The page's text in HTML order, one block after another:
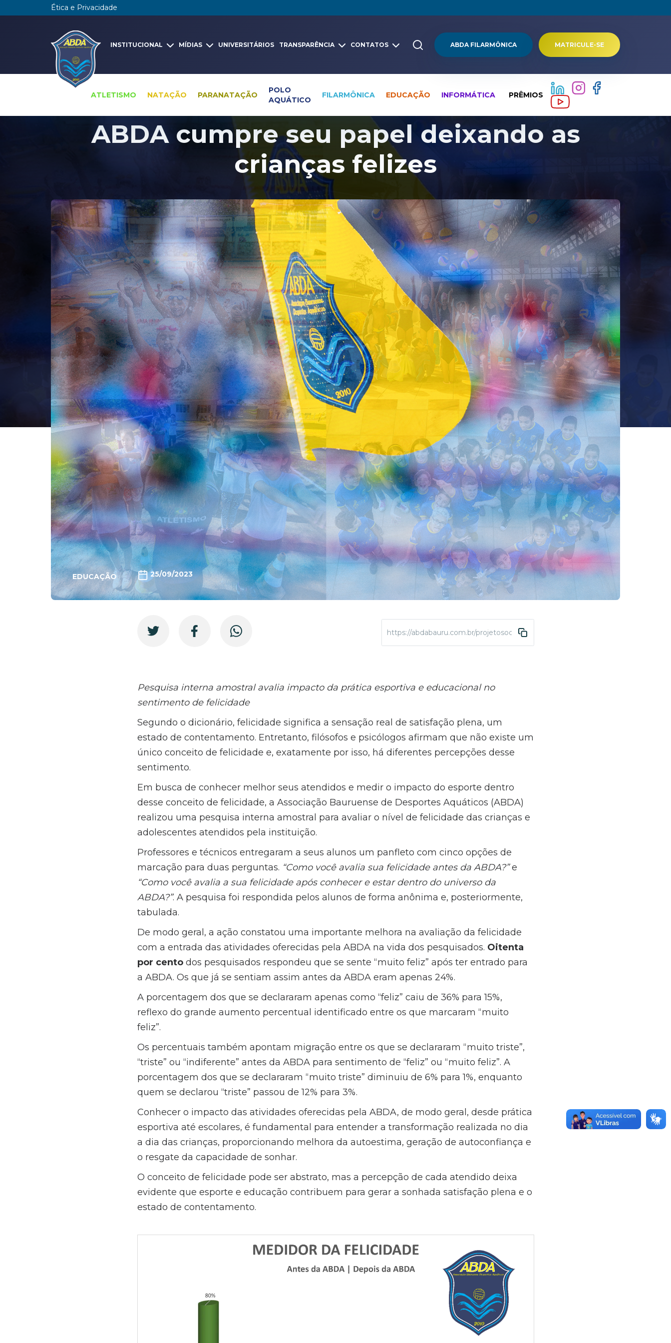
Ética e Privacidade
INSTITUCIONAL MÍDIAS UNIVERSITÁRIOS TRANSPARÊNCIA CONTATOS ABDA FILARMÔNICA MATRICULE-SE
ATLETISMO NATAÇÃO PARANATAÇÃO
POLO
AQUÁTICO
FILARMÔNICA EDUCAÇÃO INFORMÁTICA PRÊMIOS
Pesquisa global Notícias Educação
ABDA cumpre seu papel deixando as
crianças felizes
EDUCAÇÃO 25/09/2023
https://abdabauru.com.br/projetosocial-pesquisa-felicidade
Pesquisa interna amostral avalia impacto da prática esportiva e educacional no
sentimento de felicidade
Segundo o dicionário, felicidade significa a sensação real de satisfação plena, um
estado de contentamento. Entretanto, filósofos e psicólogos afirmam que não existe um
único conceito de felicidade e, exatamente por isso, há diferentes percepções desse
sentimento.
Em busca de conhecer melhor seus atendidos e medir o impacto do esporte dentro
desse conceito de felicidade, a Associação Bauruense de Desportes Aquáticos (ABDA)
realizou uma pesquisa interna amostral para avaliar o nível de felicidade das crianças e
adolescentes atendidos pela instituição.
Professores e técnicos entregaram a seus alunos um panfleto com cinco opções de
marcação para duas perguntas. “Como você avalia sua felicidade antes da ABDA?”e
“Como você avalia a sua felicidade após conhecer e estar dentro do universo da
ABDA?”. A pesquisa foi respondida pelos alunos de forma anônima e, posteriormente,
tabulada.
De modo geral, a ação constatou uma importante melhora na avaliação da felicidade
com a entrada das atividades oferecidas pela ABDA na vida dos pesquisados. Oitenta
por centodos pesquisados respondeu que se sente “muito feliz” após ter entrado para
a ABDA. Os que já se sentiam assim antes da ABDA eram apenas 24%.
A porcentagem dos que se declararam apenas como “feliz” caiu de 36% para 15%,
reflexo do grande aumento percentual identificado entre os que marcaram “muito
feliz”.
Os percentuais também apontam migração entre os que se declararam “muito triste”,
“triste” ou “indiferente” antes da ABDA para sentimento de “feliz” ou “muito feliz”. A
porcentagem dos que se declararam “muito triste” diminuiu de 6% para 1%, enquanto
quem se declarou “triste” passou de 12% para 3%.
Conhecer o impacto das atividades oferecidas pela ABDA, de modo geral, desde prática
esportiva até escolares, é fundamental para entender a transformação realizada no dia
a dia das crianças, proporcionando melhora da autoestima, geração de autoconfiança e
o resgate da capacidade de sonhar.
O conceito de felicidade pode ser abstrato, mas a percepção de cada atendido deixa
evidente que esporte e educação contribuem para gerar a sonhada satisfação plena e o
estado de contentamento.